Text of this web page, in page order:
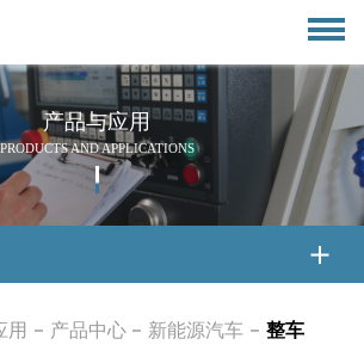
产品与应用
PRODUCTS AND APPLICATIONS
用 产品中心 新能源汽车 整车